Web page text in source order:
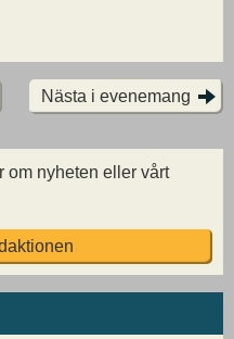
Nästa i evenemang
om nyheten eller vårt